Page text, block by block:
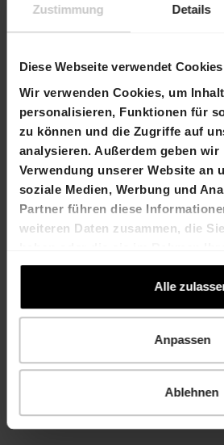
Zustimmung Details
Diese Webseite verwendet Cookies
Wir verwenden Cookies, um
personalisieren, Funktionen für
zu können und die Zugriffe auf
analysieren. Außerdem geben
Verwendung unserer Website an
soziale Medien, Werbung und
Partner führen diese
weiteren Daten zusammen, die
gesammelt haben.
Alle
Anpassen
Ablehnen
Kontakt
Martin Durchschlag
T +41 61 606 55 00
martin.durchschlag@hiag.com
T
HIAG Immobilien Holding AG
Aeschenplatz 7
4052 Basel
T +41 61 606 55 00